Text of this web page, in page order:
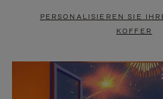
DRÜCKEN
ZUM
AUFHEBEN
PERSONALISIEREN SIE
KOFFER